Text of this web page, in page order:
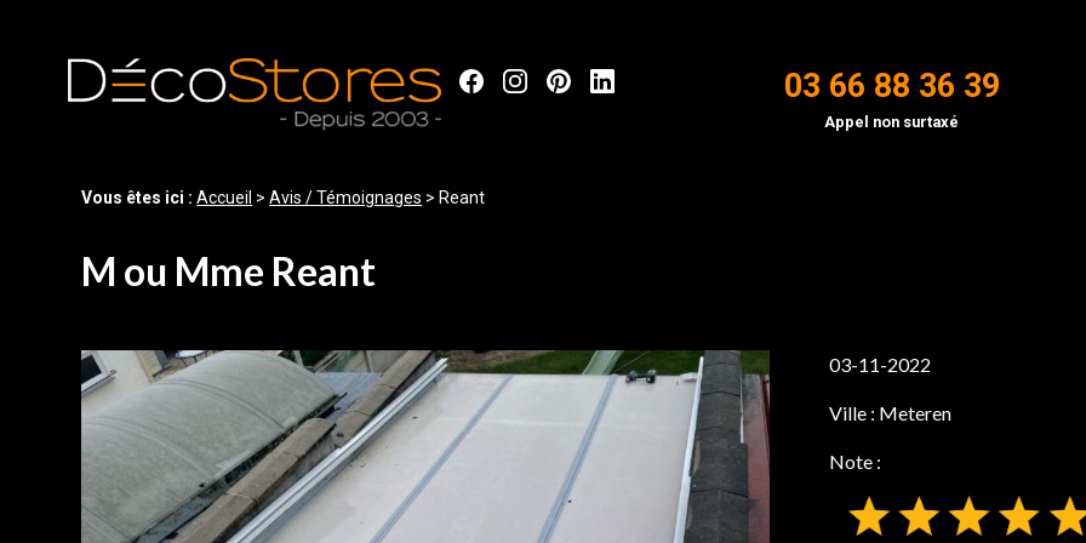
03 66 88 36 39
Appel non surtaxé
Vous êtes ici :Accueil >Avis / Témoignages > Reant
M ou Mme Reant
03-11-2022
Ville : Meteren
Note :